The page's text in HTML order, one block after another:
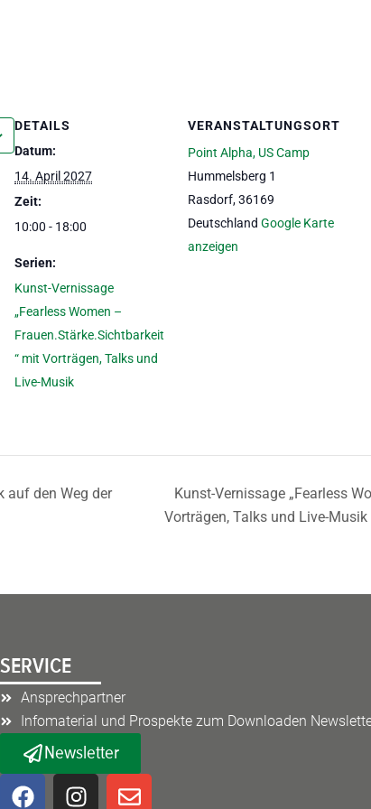
DETAILS
Datum:
14. April 2027
Zeit:
10:00 - 18:00
Serien:
Kunst-Vernissage
„Fearless Women –
Frauen.Stärke.Sichtbarkeit
“ mit Vorträgen, Talks und
Live-Musik
VERANSTALTUNGSORT
Point Alpha, US Camp
Hummelsberg 1
Rasdorf,36169
Deutschland Google Karte
anzeigen
auf den Weg der
Kunst-Vernissage „Fearless
Vorträgen, Talks und Live-Musik
SERVICE
Ansprechpartner
Infomaterial und Prospekte zum Downloaden
Newsletter
F
I
E